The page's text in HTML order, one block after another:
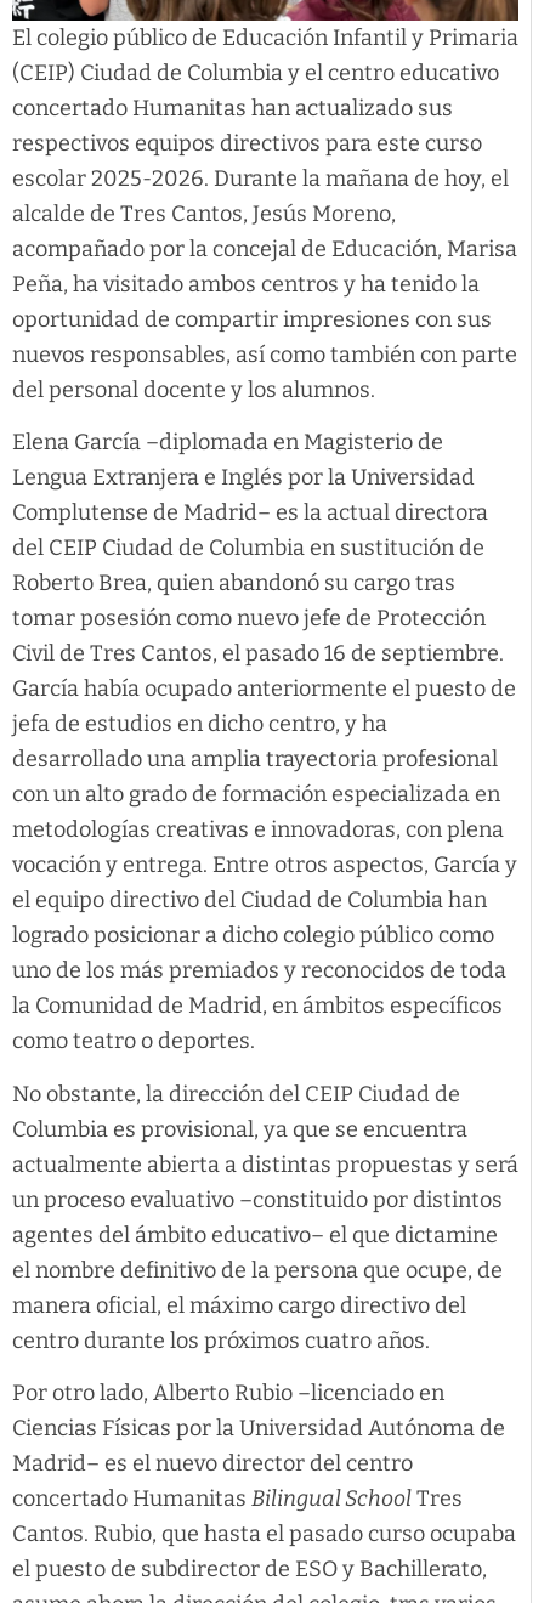
El colegio público de Educación Infantil y Primaria
(CEIP) Ciudad de Columbia y el centro educativo
concertado Humanitas han actualizado sus
respectivos equipos directivos para este curso
escolar 2025-2026. Durante la mañana de hoy, el
alcalde de Tres Cantos, Jesús Moreno,
acompañado por la concejal de Educación, Marisa
Peña, ha visitado ambos centros y ha tenido la
oportunidad de compartir impresiones con sus
nuevos responsables, así como también con parte
del personal docente y los alumnos.
Elena García –diplomada en Magisterio de
Lengua Extranjera e Inglés por la Universidad
Complutense de Madrid– es la actual directora
del CEIP Ciudad de Columbia en sustitución de
Roberto Brea, quien abandonó su cargo tras
tomar posesión como nuevo jefe de Protección
Civil de Tres Cantos, el pasado 16 de septiembre.
García había ocupado anteriormente el puesto de
jefa de estudios en dicho centro, y ha
desarrollado una amplia trayectoria profesional
con un alto grado de formación especializada en
metodologías creativas e innovadoras, con plena
vocación y entrega. Entre otros aspectos, García y
el equipo directivo del Ciudad de Columbia han
logrado posicionar a dicho colegio público como
uno de los más premiados y reconocidos de toda
la Comunidad de Madrid, en ámbitos específicos
como teatro o deportes.
No obstante, la dirección del CEIP Ciudad de
Columbia es provisional, ya que se encuentra
actualmente abierta a distintas propuestas y será
un proceso evaluativo –constituido por distintos
agentes del ámbito educativo– el que dictamine
el nombre definitivo de la persona que ocupe, de
manera oficial, el máximo cargo directivo del
centro durante los próximos cuatro años.
Por otro lado, Alberto Rubio –licenciado en
Ciencias Físicas por la Universidad Autónoma de
Madrid– es el nuevo director del centro
concertado Humanitas Bilingual SchoolTres
Cantos. Rubio, que hasta el pasado curso ocupaba
el puesto de subdirector de ESO y Bachillerato,